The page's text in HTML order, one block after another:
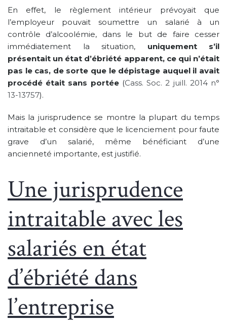
En effet, le règlement intérieur prévoyait que
l’employeur pouvait soumettre un salarié à un
contrôle d’alcoolémie, dans le but de faire cesser
immédiatement la situation, uniquement s’il
présentait un état d’ébriété apparent, ce qui n’était
pas le cas, de sorte que le dépistage auquel il avait
procédé était sans portée(Cass. Soc. 2 juill. 2014 n°
13-13757).
Mais la jurisprudence se montre la plupart du temps
intraitable et considère que le licenciement pour faute
grave d’un salarié, même bénéficiant d’une
ancienneté importante, est justifié.
Une jurisprudence
intraitable avec les
salariés en état
d’ébriété dans
l’entreprise